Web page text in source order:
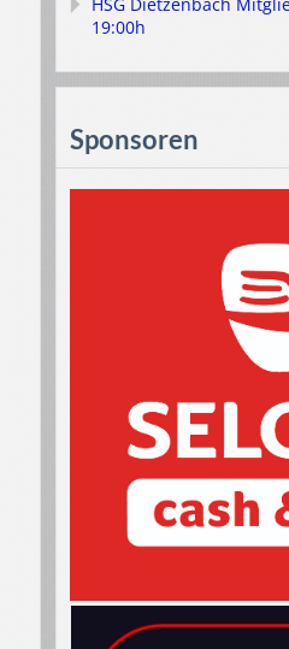
19:00h
Sponsoren